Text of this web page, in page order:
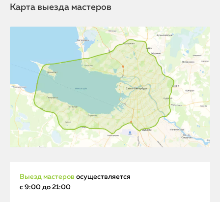
Карта выезда мастеров
Выезд мастеров осуществляется
с 9:00 до 21:00